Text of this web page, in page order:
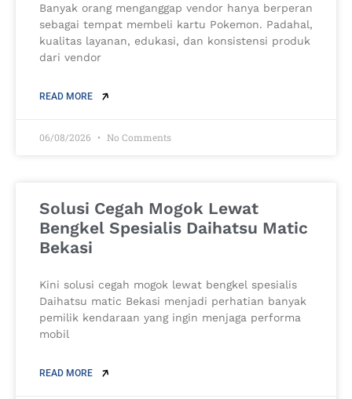
Banyak orang menganggap vendor hanya berperan
sebagai tempat membeli kartu Pokemon. Padahal,
kualitas layanan, edukasi, dan konsistensi produk
dari vendor
READ MORE
06/08/2026 No Comments
Solusi Cegah Mogok Lewat
Bengkel Spesialis Daihatsu Matic
Bekasi
Kini solusi cegah mogok lewat bengkel spesialis
Daihatsu matic Bekasi menjadi perhatian banyak
pemilik kendaraan yang ingin menjaga performa
mobil
READ MORE